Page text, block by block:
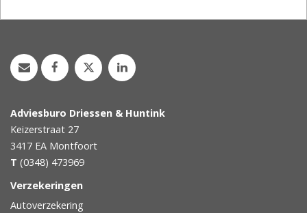
Adviesburo Driessen & Huntink
Keizerstraat 27
3417 EA Montfoort
T (0348) 473969
Verzekeringen
Autoverzekering